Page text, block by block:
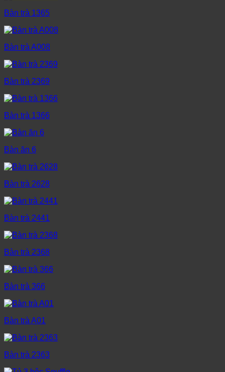
Bàn trà 1365
Bàn trà A008
Bàn trà 2369
Bàn trà 1366
Bàn ăn 6
Bàn trà 2628
Bàn trà 2441
Bàn trà 2368
Bàn trà 366
Bàn trà A01
Bàn trà 2363